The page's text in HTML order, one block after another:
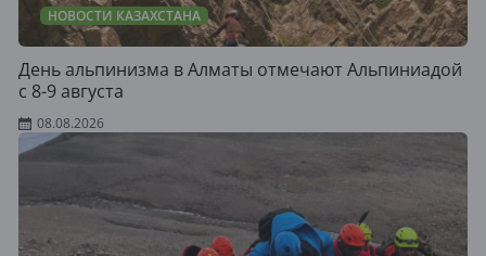
НОВОСТИ КАЗАХСТАНА
День альпинизма в Алматы отмечают Альпиниадой
с 8-9 августа
08.08.2026